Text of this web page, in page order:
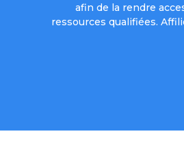
afin de la rendre
ressources qualifiées.